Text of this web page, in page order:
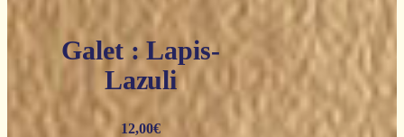
Galet : Lapis-
Lazuli
12,00€